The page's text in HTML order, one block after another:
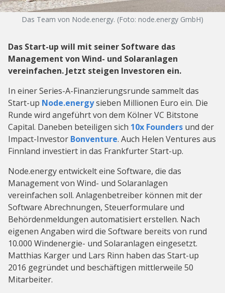
Das Team von Node.energy. (Foto: node.energy GmbH)
Das Start-up will mit seiner Software das
Management von Wind- und Solaranlagen
vereinfachen. Jetzt steigen Investoren ein.
In einer Series-A-Finanzierungsrunde sammelt das
Start-up Node.energysieben Millionen Euro ein. Die
Runde wird angeführt von dem Kölner VC Bitstone
Capital. Daneben beteiligen sich 10x Founders und der
Impact-Investor Bonventure. Auch Helen Ventures aus
Finnland investiert in das Frankfurter Start-up.
Node.energy entwickelt eine Software, die das
Management von Wind- und Solaranlagen
vereinfachen soll. Anlagenbetreiber können mit der
Software Abrechnungen, Steuerformulare und
Behördenmeldungen automatisiert erstellen. Nach
eigenen Angaben wird die Software bereits von rund
10.000 Windenergie- und Solaranlagen eingesetzt.
Matthias Karger und Lars Rinn haben das Start-up
2016 gegründet und beschäftigen mittlerweile 50
Mitarbeiter.